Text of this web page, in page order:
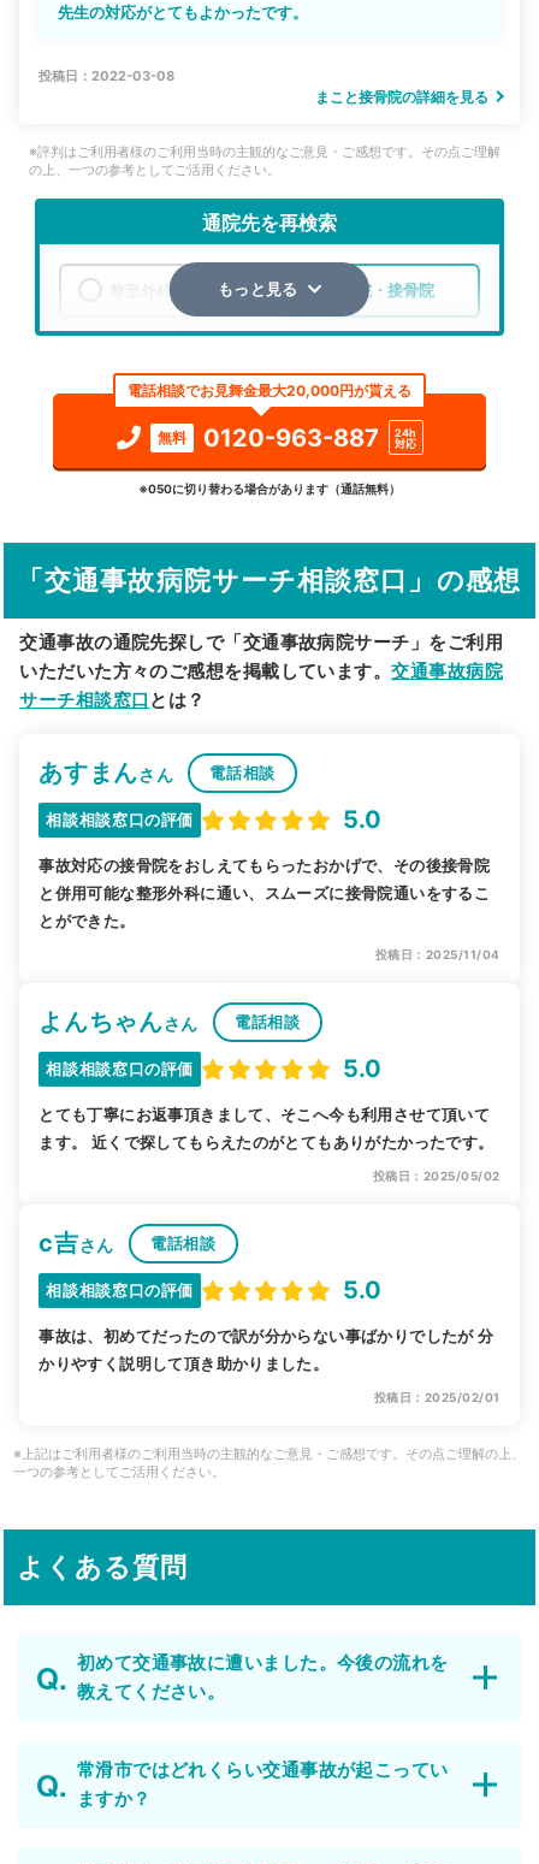
先生の対応がとてもよかったです。
投稿日：2022-03-08
まこと接骨院の詳細を見る
※評判はご利用者様のご利用当時の主観的なご意見・ご感想です。その点ご理解
の上、一つの参考としてご活用ください。
通院先を再検索
整形外科 整骨院・接骨院
検索する
詳細条件で絞り込む
駅から探す 院名から探す
もっと見る
電話相談でお見舞金最大20,000円が貰える
無料 0120-963-887
24h
対応
※050に切り替わる場合があります（通話無料）
「交通事故病院サーチ相談窓口」の感想
交通事故の通院先探しで「交通事故病院サーチ」をご利用
いただいた方々のご感想を掲載しています。交通事故病院
サーチ相談窓口 とは？
あすまんさん 電話相談
相談相談窓口の評価 5.0
事故対応の接骨院をおしえてもらったおかげで、その後接骨院
と併用可能な整形外科に通い、スムーズに接骨院通いをするこ
とができた。
投稿日：2025/11/04
よんちゃんさん 電話相談
相談相談窓口の評価 5.0
とても丁寧にお返事頂きまして、そこへ今も利用させて頂いて
ます。 近くで探してもらえたのがとてもありがたかったです。
投稿日：2025/05/02
c吉さん 電話相談
相談相談窓口の評価 5.0
事故は、初めてだったので訳が分からない事ばかりでしたが 分
かりやすく説明して頂き助かりました。
投稿日：2025/02/01
※上記はご利用者様のご利用当時の主観的なご意見・ご感想です。その点ご理解の上、
一つの参考としてご活用ください。
よくある質問
初めて交通事故に遭いました。今後の流れを
教えてください。
常滑市ではどれくらい交通事故が起こってい
ますか？